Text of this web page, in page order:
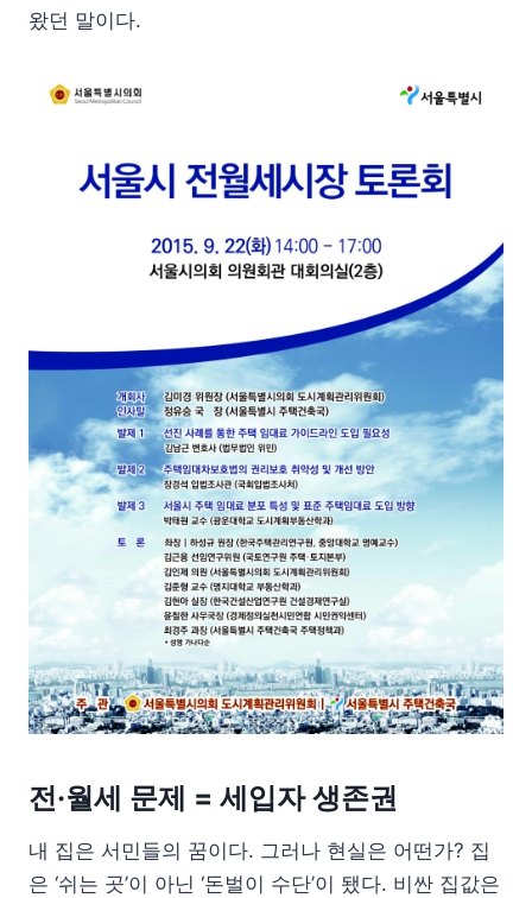
왔던 말이다.
전·월세 문제 = 세입자 생존권
내 집은 서민들의 꿈이다. 그러나 현실은 어떤가? 집
은 ‘쉬는 곳’이 아닌 ‘돈벌이 수단’이 됐다. 비싼 집값은